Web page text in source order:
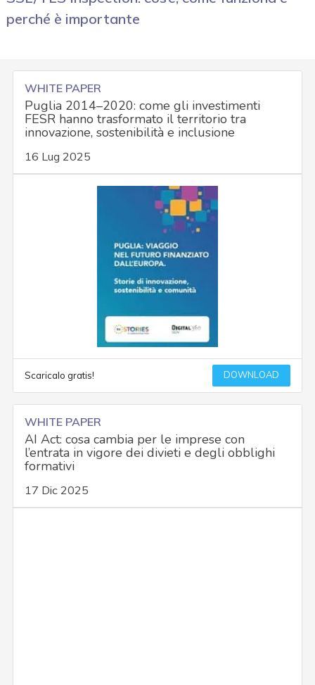
perché è importante
WHITE PAPER
Puglia 2014–2020: come gli investimenti
FESR hanno trasformato il territorio tra
innovazione, sostenibilità e inclusione
16 Lug 2025
Scaricalo gratis! DOWNLOAD
WHITE PAPER
AI Act: cosa cambia per le imprese con
l’entrata in vigore dei divieti e degli obblighi
formativi
17 Dic 2025